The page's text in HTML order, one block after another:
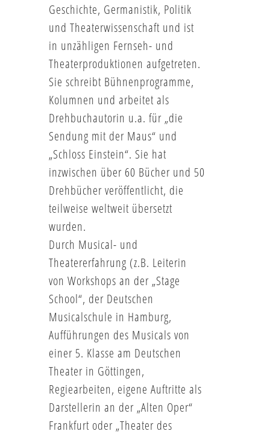
Geschichte, Germanistik, Politik
und Theaterwissenschaft und ist
in unzähligen Fernseh- und
Theaterproduktionen aufgetreten.
Sie schreibt Bühnenprogramme,
Kolumnen und arbeitet als
Drehbuchautorin u.a. für „die
Sendung mit der Maus“ und
„Schloss Einstein“. Sie hat
inzwischen über 60 Bücher und 50
Drehbücher veröffentlicht, die
teilweise weltweit übersetzt
wurden.
Durch Musical- und
Theatererfahrung (z.B. Leiterin
von Workshops an der „Stage
School“, der Deutschen
Musicalschule in Hamburg,
Aufführungen des Musicals von
einer 5. Klasse am Deutschen
Theater in Göttingen,
Regiearbeiten, eigene Auftritte als
Darstellerin an der „Alten Oper“
Frankfurt oder „Theater des